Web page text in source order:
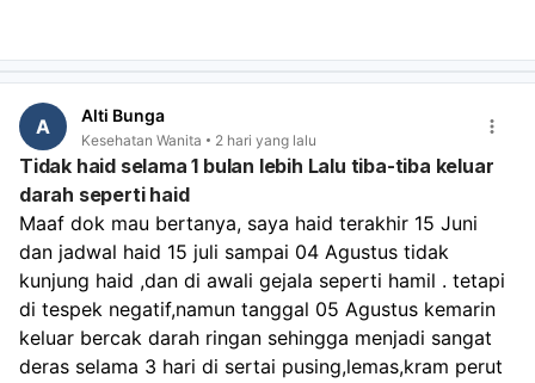
A Alti Bunga
Kesehatan Wanita 2 hari yang lalu
Tidak haid selama 1 bulan lebih Lalu tiba-tiba keluar
darah seperti haid
Maaf dok mau bertanya, saya haid terakhir 15 Juni
dan jadwal haid 15 juli sampai 04 Agustus tidak
kunjung haid ,dan di awali gejala seperti hamil . tetapi
di tespek negatif,namun tanggal 05 Agustus kemarin
keluar bercak darah ringan sehingga menjadi sangat
deras selama 3 hari di sertai pusing,lemas,kram perut